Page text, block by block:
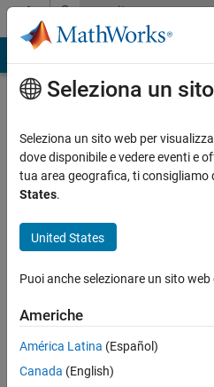
Vai al contenutoCommunity
Profile
Darcy
Cordell
Last
circa 2
Attivo
Followers:
Seleziona un
Seleziona un sito web per
dove disponibile e vedere eventi e
tua area geografica, ti consigliamo
States.
United States
Puoi anche selezionare un sito
Americhe
América Latina (Español)
Canada (English)